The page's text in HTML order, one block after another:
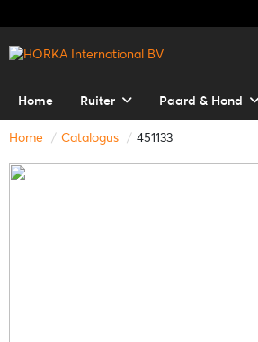
Home Ruiter Paard & Hond
Home Catalogus 451133